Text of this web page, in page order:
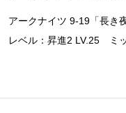
アークナイツ 9-19「長き
レベル：昇進2 LV.25 ミ